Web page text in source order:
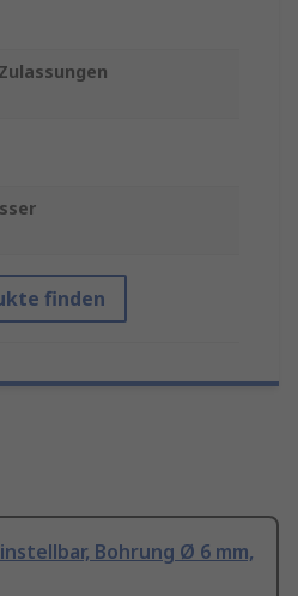
finden
Bohrung Ø 6 mm,